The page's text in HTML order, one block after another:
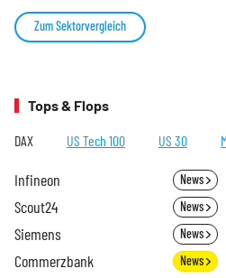
Zum Sektorvergleich
Tops & Flops
DAX US Tech 100 US 30
Infineon News
Scout24 News
Siemens News
Commerzbank News